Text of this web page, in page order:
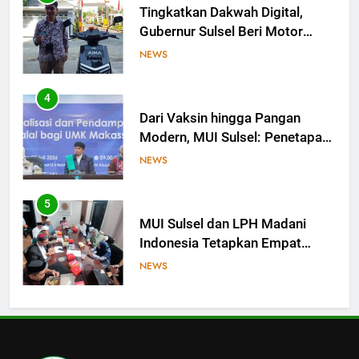
untuk Tim Media MUI Sulawesi
Selatan
NEWS
4
Halal Butuh Dalil dan Sains
NEWS
5
Pelaku Usaha Halal
NEWS
6
Halal, Sidang Fatwa Tetapkan